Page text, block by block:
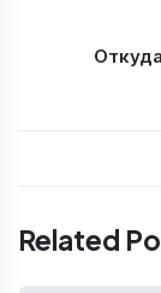
Related